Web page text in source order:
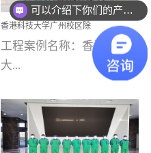
部和全国分支机构生产光
触媒、净醛王、祛味剂等
优吸系列产品，保质保量
完成生产任务，确保全国
求。资质优势团队优势分
支优势优吸环保是一棵正
茁壮成长的树，只要我们
南沙珠江湾江门市蓬江区
禾...
香港科技大学广州校区除
甲醛项目圆满完成
工程案例名称：香港科技
大...
学广州校区室内空气治
理 工程案例地址：广
可以介绍下你们的产品么